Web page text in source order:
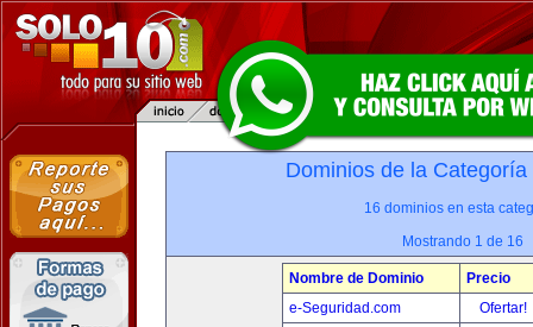
Dominios de la
16 dominios en esta
Mostrando 1 de 16
Nombre de Dominio
Precio
e-Seguridad.com
Ofertar!